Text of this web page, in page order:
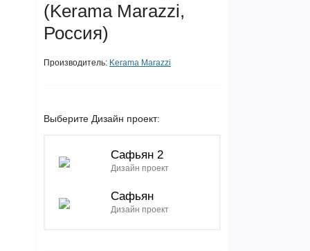
(Kerama Marazzi,
Россия)
Производитель: Kerama Marazzi
Выберите Дизайн проект:
Сафьян 2
Дизайн проект
Сафьян
Дизайн проект